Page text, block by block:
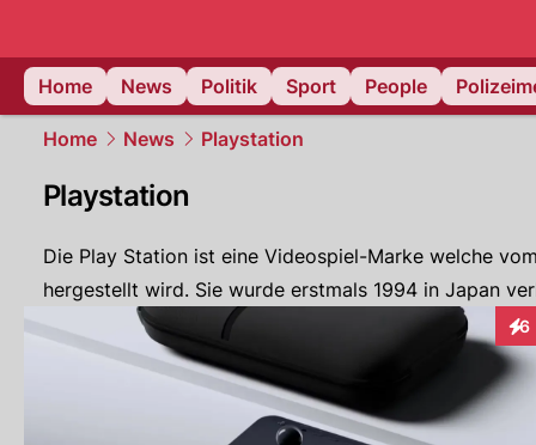
Home
News Politik Sport People
Home News Playstation
Playstation
Die Play Station ist eine Videospiel-Marke welche
hergestellt wird. Sie wurde erstmals 1994 in Japan
6